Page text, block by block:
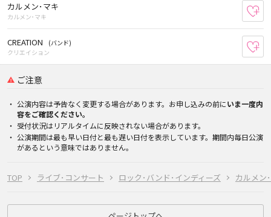
TOP ライブ･コンサート ロック･バンド･インディーズ カルメン
カルメン･マキ
カルメン･マキ
CREATION
(バンド)
クリエイション
ご注意
公演内容は予告なく変更する場合があります。お申し込みの前にいま一度内
容をご確認ください。
受付状況はリアルタイムに反映されない場合があります。
公演期間は最も早い日付と最も遅い日付を表示しています。期間内毎日公演
があるという意味ではありません。